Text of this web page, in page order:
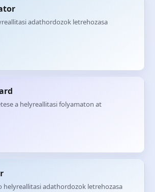
adathordozok letrehozasa
a helyreallitasi folyamaton at
helyreallitasi adathordozok letrehozasa